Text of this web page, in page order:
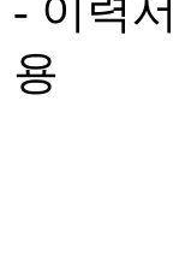
- 이력
용